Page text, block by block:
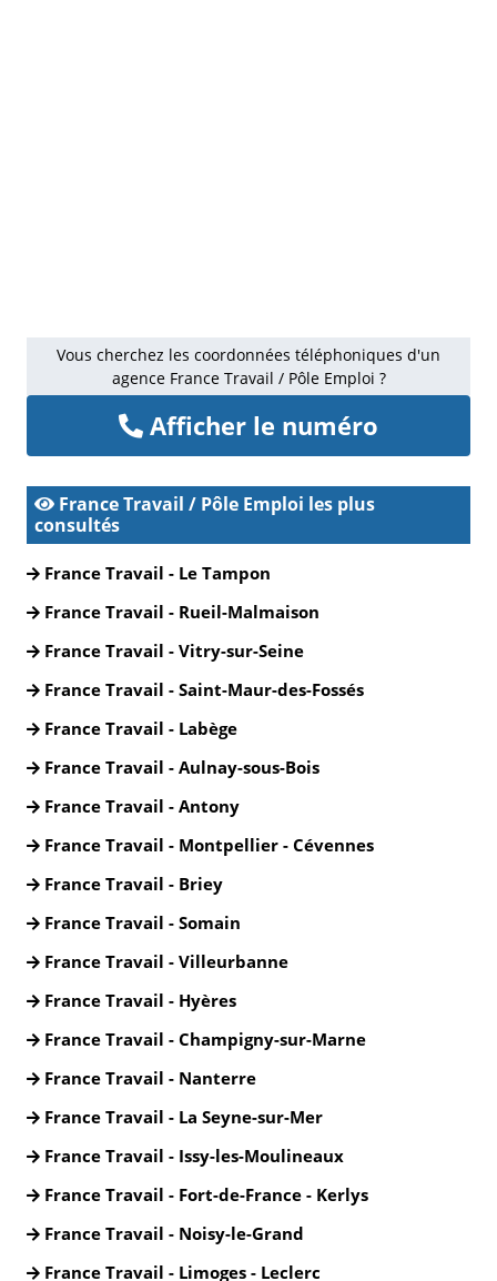
Vous cherchez les coordonnées téléphoniques d'un
agence France Travail / Pôle Emploi ?
Afficher le numéro
France Travail / Pôle Emploi les plus
consultés
France Travail - Le Tampon
France Travail - Rueil-Malmaison
France Travail - Vitry-sur-Seine
France Travail - Saint-Maur-des-Fossés
France Travail - Labège
France Travail - Aulnay-sous-Bois
France Travail - Antony
France Travail - Montpellier - Cévennes
France Travail - Briey
France Travail - Somain
France Travail - Villeurbanne
France Travail - Hyères
France Travail - Champigny-sur-Marne
France Travail - Nanterre
France Travail - La Seyne-sur-Mer
France Travail - Issy-les-Moulineaux
France Travail - Fort-de-France - Kerlys
France Travail - Noisy-le-Grand
France Travail - Limoges - Leclerc